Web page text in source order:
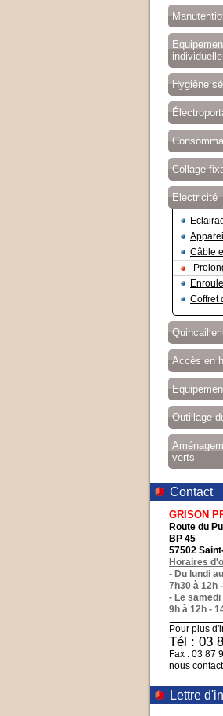
individuelle
Hygiène
Collage
Electricité
Câble
Coffret
Accès en
Outillage
verts
Contact
GRISON
Route du
BP 45
57502
Horaires
- Du lundi
7h30 à 12h
- Le samedi
9h à 12h -
Pour plus
Tél : 03
Fax : 03 87
nous
Lettre